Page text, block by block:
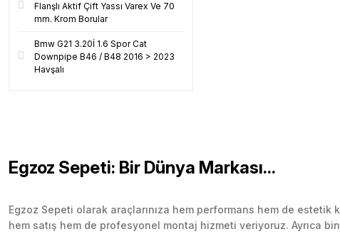
Flanşlı Aktif Çift Yassı Varex Ve 70
mm. Krom Borular
Bmw G21 3.20İ 1.6 Spor Cat
Downpipe B46 / B48 2016 > 2023
Havşalı
Egzoz Sepeti: Bir Dünya Markası...
Egzoz Sepeti olarak araçlarınıza hem performans hem de
hem satış hem de profesyonel montaj hizmeti veriyoruz. Ayrıca